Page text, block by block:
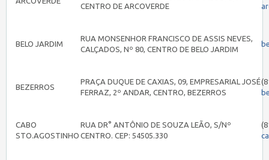
CENTRO DE ARCOVERDE
BELO JARDIM
RUA MONSENHOR FRANCISCO DE ASSIS NEVES,
CALÇADOS, Nº 80, CENTRO DE BELO JARDIM
BEZERROS
PRAÇA DUQUE DE CAXIAS, 09, EMPRESARIAL JOSÉ
FERRAZ, 2º ANDAR, CENTRO, BEZERROS
CABO
STO.AGOSTINHO
RUA DR° ANTÔNIO DE SOUZA LEÃO, S/Nº
CENTRO. CEP: 54505.330